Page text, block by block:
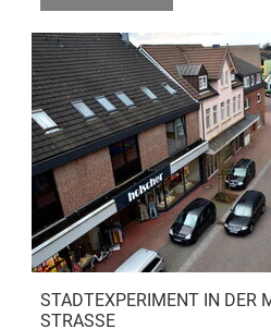
STADTEXPERIMENT IN DER
STRASSE